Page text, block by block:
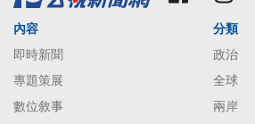
內容
即時新聞
專題策展
數位敘事
分類
政治
全球
兩岸